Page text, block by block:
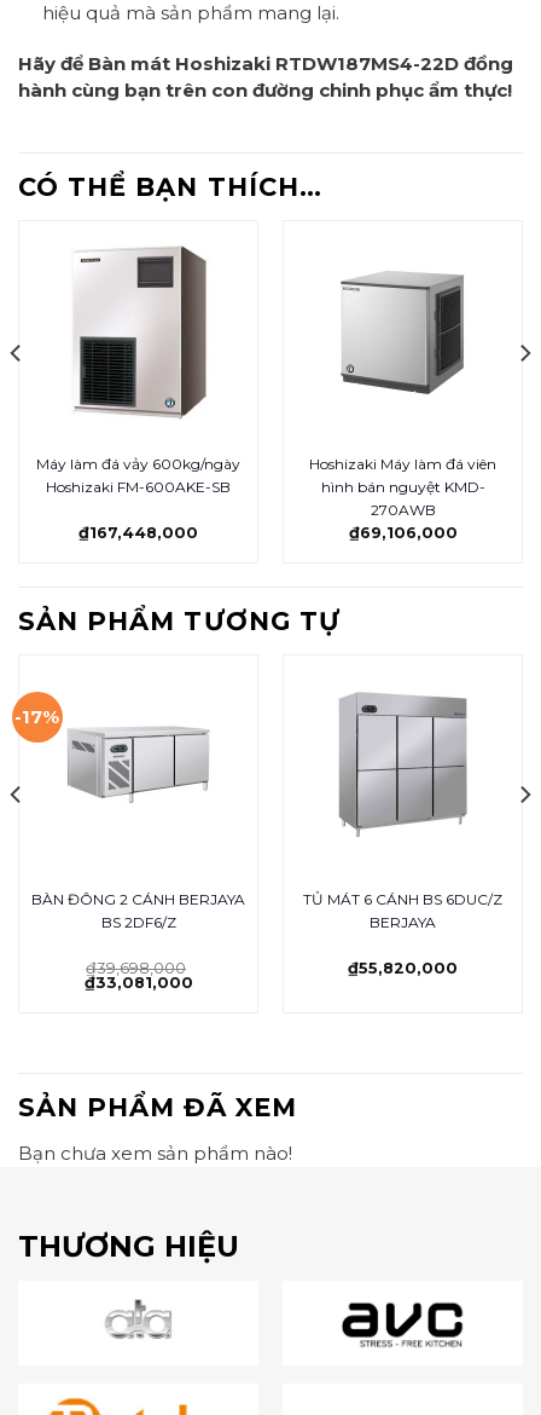
hiệu quả mà sản phẩm mang lại.
Hãy để Bàn mát Hoshizaki RTDW187MS4-22D đồng
hành cùng bạn trên con đường chinh phục ẩm thực!
CÓ THỂ BẠN THÍCH…
Máy làm đá vảy 600kg/ngày
Hoshizaki FM-600AKE-SB
₫167,448,000
Hoshizaki Máy làm đá viên
hình bán nguyệt KMD-
270AWB
₫69,106,000
SẢN PHẨM TƯƠNG TỰ
-17%
BÀN ĐÔNG 2 CÁNH BERJAYA
BS 2DF6/Z
₫39,698,000
₫33,081,000
TỦ MÁT 6 CÁNH BS 6DUC/Z
BERJAYA
₫55,820,000
SẢN PHẨM ĐÃ XEM
Bạn chưa xem sản phẩm nào!
THƯƠNG HIỆU